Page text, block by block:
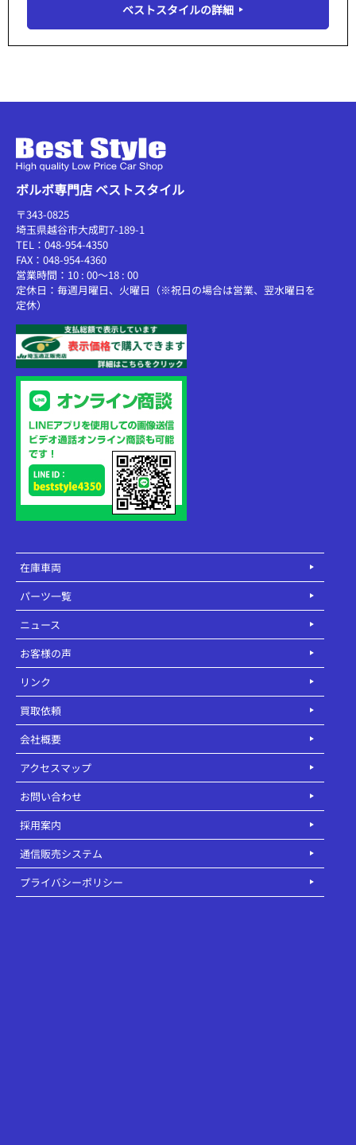
ベストスタイルの詳細
ボルボ専門店 ベストスタイル
〒343-0825
埼玉県越谷市大成町7-189-1
TEL：048-954-4350
FAX：048-954-4360
営業時間：10 : 00～18 : 00
定休日：毎週月曜日、火曜日（※祝日の場合は営業、翌水曜日を
定休）
在庫車両
パーツ一覧
ニュース
お客様の声
リンク
買取依頼
会社概要
アクセスマップ
お問い合わせ
採用案内
通信販売システム
プライバシーポリシー